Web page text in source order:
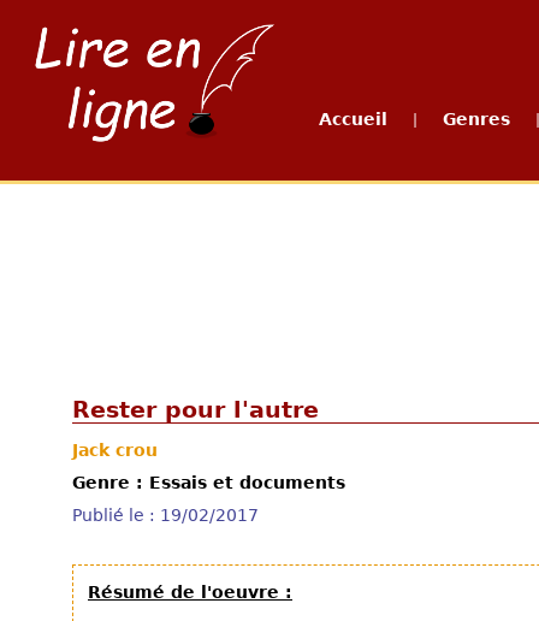
Accueil Genres
Rester pour l'autre
Jack crou
Genre : Essais et documents
Publié le : 19/02/2017
Résumé de l'oeuvre :